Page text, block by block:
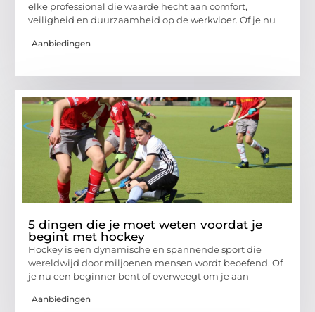
elke professional die waarde hecht aan comfort,
veiligheid en duurzaamheid op de werkvloer. Of je nu
Aanbiedingen
5 dingen die je moet weten voordat je
begint met hockey
Hockey is een dynamische en spannende sport die
wereldwijd door miljoenen mensen wordt beoefend. Of
je nu een beginner bent of overweegt om je aan
Aanbiedingen